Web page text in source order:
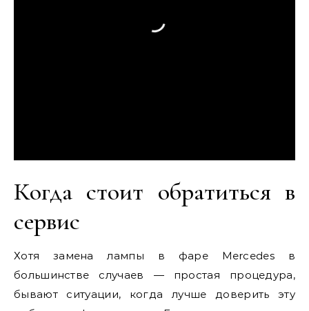
Когда стоит обратиться в
сервис
Хотя замена лампы в фаре Mercedes в
большинстве случаев — простая процедура,
бывают ситуации, когда лучше доверить эту